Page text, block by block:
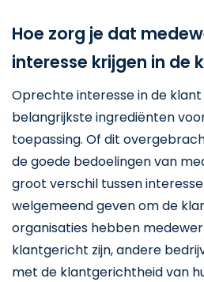
Hoe zorg je dat
interesse krijgen in de
Oprechte interesse in de klant
belangrijkste ingrediënten
toepassing. Of dit
de goede bedoelingen van
groot verschil tussen
welgemeend geven om de
organisaties hebben
klantgericht zijn, andere
met de klantgerichtheid van